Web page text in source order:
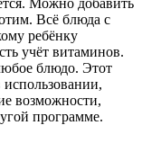
Можно добавить
Всё блюда с
ребёнку
учёт витаминов.
блюдо. Этот
использовании,
возможности,
программе.